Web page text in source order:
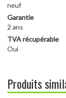
neuf
Garantie
2 ans
TVA récupérable
Oui
Produits